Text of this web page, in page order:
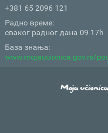
+381 65 2096 121
Радно време:
сваког радног дана 09-17h
База знања:
www.mojaucionica.gov.rs/